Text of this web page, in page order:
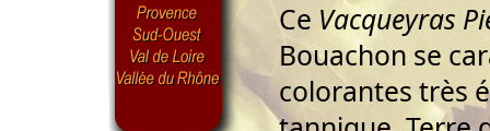
Ce Vacqueyras
Bouachon se
colorantes très